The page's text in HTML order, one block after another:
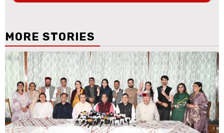
MORE STORIES